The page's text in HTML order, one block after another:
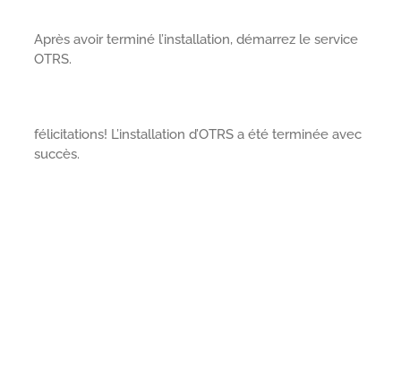
Après avoir terminé l’installation, démarrez le service
OTRS.
félicitations! L’installation d’OTRS a été terminée avec
succès.